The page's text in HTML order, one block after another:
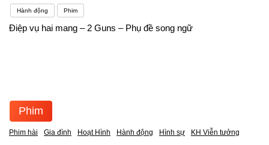
Hành động Phim
Điệp vụ hai mang – 2 Guns – Phụ đề song ngữ
Phim
Phim hài Gia đình Hoạt Hình Hành động Hình sự KH Viễn tưởng